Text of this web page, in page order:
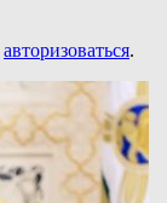
авторизоваться.